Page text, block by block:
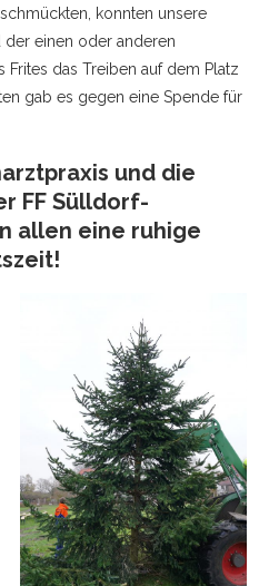
konnten unsere
der einen oder anderen
das Treiben auf dem Platz
gab es gegen eine Spende für
und die
FF Sülldorf-
allen eine ruhige